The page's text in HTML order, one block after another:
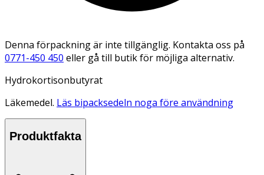
Denna förpackning är inte tillgänglig. Kontakta oss på
0771-450 450 eller gå till butik för möjliga alternativ.
Hydrokortisonbutyrat
Läkemedel. Läs bipacksedeln noga före användning
Produktfakta